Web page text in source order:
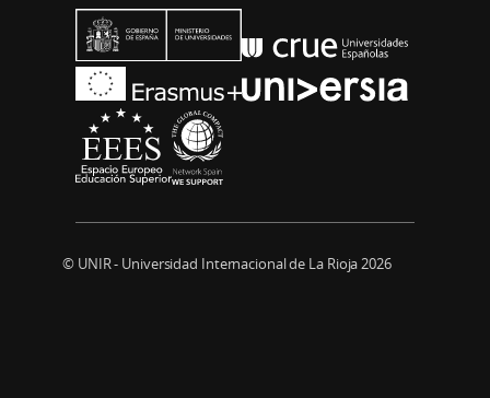
© UNIR - Universidad Internacional de La Rioja 2026